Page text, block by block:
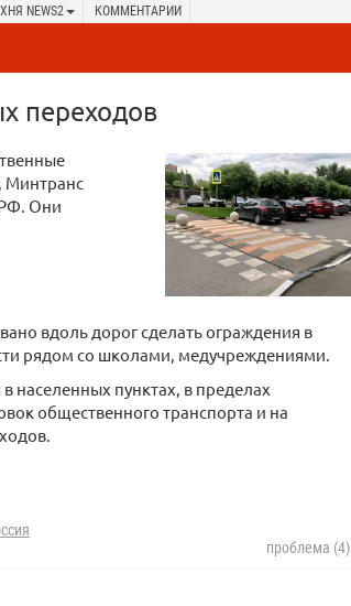
NEWS2 КОММЕНТАРИИ
переходов
Минтранс
РФ. Они
вдоль дорог сделать ограждения в
рядом со школами, медучреждениями.
населенных пунктах, в пределах
общественного транспорта и на
проблема (4)